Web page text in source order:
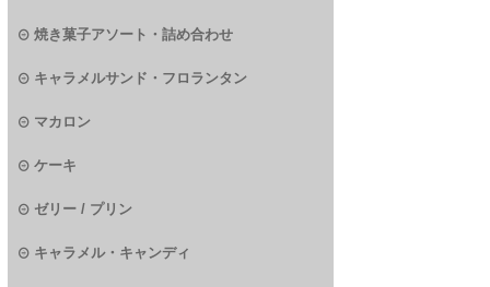
焼き菓子アソート・詰め合わせ
キャラメルサンド・フロランタン
マカロン
ケーキ
ゼリー / プリン
キャラメル・キャンディ